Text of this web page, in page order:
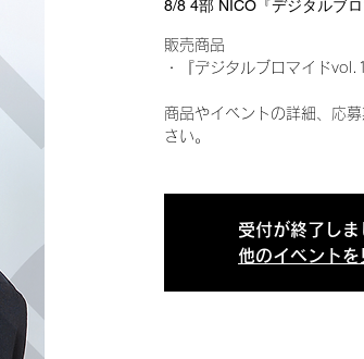
8/8 4部 NICO『デジタルブ
販売商品
・『デジタルブロマイド
商品やイベントの詳細、応
さい。
受付が終了しま
他のイベントを